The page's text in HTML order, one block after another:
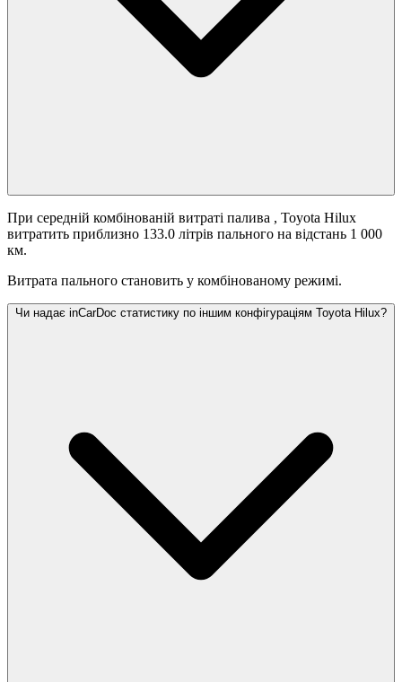
При середній комбінованій витраті палива , Toyota Hilux
витратить приблизно 133.0 літрів пального на відстань 1 000
км.
Витрата пального становить у комбінованому режимі.
Чи надає inCarDoc статистику по іншим конфігураціям Toyota Hilux?